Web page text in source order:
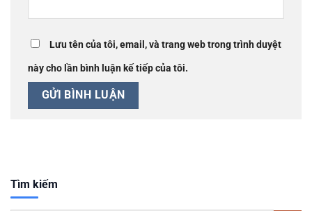
Lưu tên của tôi, email, và trang web trong trình duyệt
này cho lần bình luận kế tiếp của tôi.
Tìm kiếm